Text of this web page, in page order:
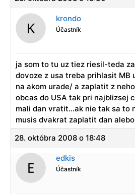
krondo
Účastník
ja som to tu uz tiez riesil-teda
dovoze z usa treba prihlasit MB
na akom urade/ a zaplatit z
obcas do USA tak pri najblizsej
mali dan vratit…ak nie tak sa to
musis dvakrat zaplatit dan
28. októbra 2008 o 18:48
edkis
Účastník